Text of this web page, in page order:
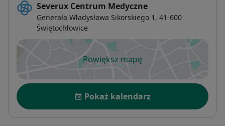
Severux Centrum Medyczne
Generała Władysława Sikorskiego 1, 41-600
Świętochłowice
Powiększ mapęotwiera się w nowej karcie
Dostępność
Pokaż kalendarz